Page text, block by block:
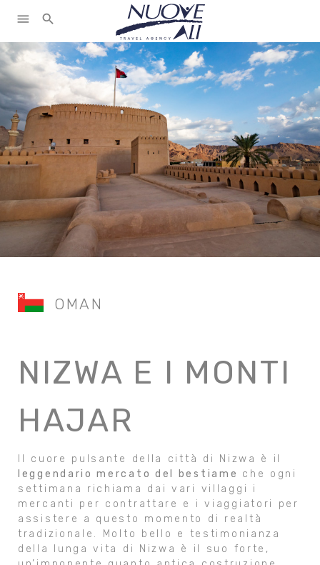
menu search
OMAN
NIZWA E I MONTI
HAJAR
Il cuore pulsante della città di Nizwa è il
leggendario mercato del bestiame che ogni
settimana richiama dai vari villaggi i
mercanti per contrattare e i viaggiatori per
assistere a questo momento di realtà
tradizionale. Molto bello e testimonianza
della lunga vita di Nizwa è il suo forte,